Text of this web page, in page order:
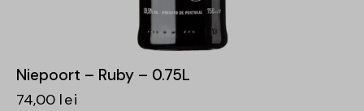
Niepoort – Ruby – 0.75L
74,00 lei